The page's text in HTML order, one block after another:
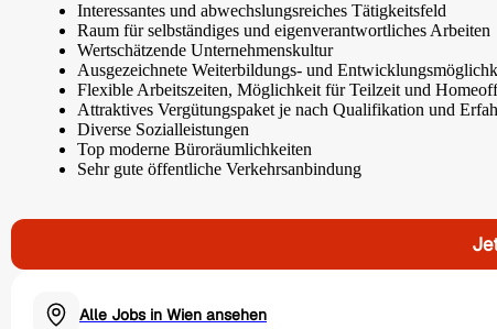
Interessantes und abwechslungsreiches Tätigkeitsfeld
Raum für selbständiges und eigenverantwortliches Arbeiten
Wertschätzende Unternehmenskultur
Ausgezeichnete Weiterbildungs- und
Flexible Arbeitszeiten, Möglichkeit für Teilzeit und
Attraktives Vergütungspaket je nach Qualifikation und
Diverse Sozialleistungen
Top moderne Büroräumlichkeiten
Sehr gute öffentliche Verkehrsanbindung
Alle Jobs in Wien ansehen